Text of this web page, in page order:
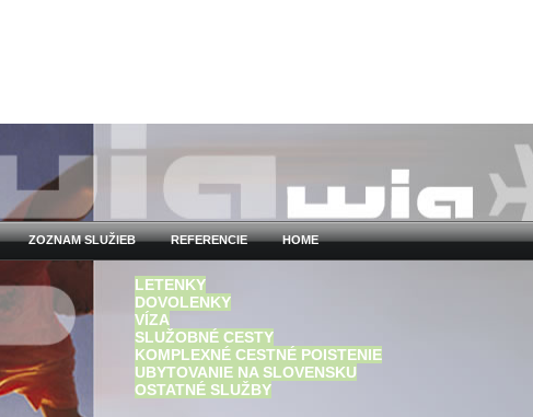
ZOZNAM SLUŽIEB REFERENCIE HOME
LETENKY
DOVOLENKY
VÍZA
SLUŽOBNÉ CESTY
KOMPLEXNÉ CESTNÉ POISTENIE
UBYTOVANIE NA SLOVENSKU
OSTATNÉ SLUŽBY